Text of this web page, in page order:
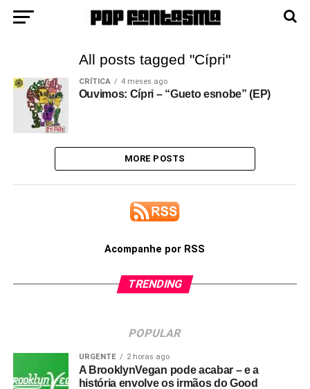
All posts tagged "Cípri"
CRÍTICA 4 meses ago
Ouvimos: Cípri – “Gueto esnobe” (EP)
MORE POSTS
Acompanhe por RSS
TRENDING
POPULAR
URGENTE 2 horas ago
A BrooklynVegan pode acabar – e a
história envolve os irmãos do Good